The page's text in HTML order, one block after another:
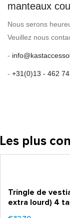
manteaux
Nous serons
Veuillez nous
-
- +31(0)13 - 462
Les plus
Tringle de
extra lourd) 4